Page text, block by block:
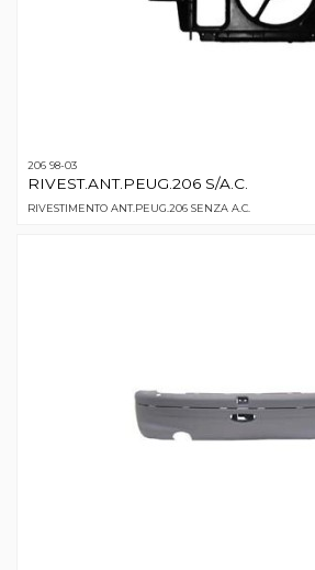
206 98-03
RIVEST.ANT.PEUG.206 S/A.C.
RIVESTIMENTO ANT.PEUG.206 SENZA A.C.